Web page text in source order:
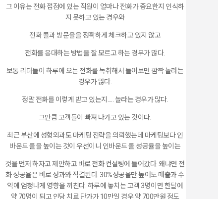
그 이유는 전화 접점에 있는 직원이 얼마나 전화가 중요한지 인식하
지 못하고 있는 경우와
전화 콜과 방문율을 정확하게 체크하고 있지 않고
전화를 응대하는 방법을 잘 모르고 하는 경우가 많다.
보통 리더들이 하루에 오는 전화를 녹취해서 들어보면 깜짝 놀라는
경우가 많다.
정말 전화를 이렇게 받고 있는지..... 놀라는 경우가 많다.
그만큼 고객들이 빠져 나가고 있는 것이다.
최근 부산에 성형외과도 마케팅 전략을 의뢰했는데 마케팅보다 인
바운드 콜을 높이는 것이 우선이니 인바운드 콜 성공율을 높이는
것을 먼저 하자고 제안하고 바로 전화 컨설팅에 들어갔다. 왜냐면 전
화 성공율은 바로 성과와 직결된다. 30%성공율만 높여도 매출과 수
익에 엄청나게 영향을 끼친다. 하루에 놓치는 고객 3명이면 한달에
약 70명이 되고 인당 치료 단가가 10만일 경우 약 700만원 정도